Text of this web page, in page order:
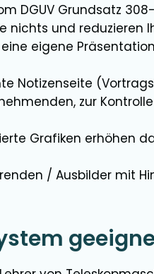
DGUV Grundsatz
nichts und reduzieren
eigene
Notizenseite
zur
Grafiken erhöhen
/ Ausbilder mit